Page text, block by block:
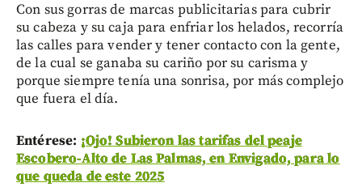
Con sus gorras de marcas publicitarias para cubrir
su cabeza y su caja para enfriar los helados, recorría
las calles para vender y tener contacto con la gente,
de la cual se ganaba su cariño por su carisma y
porque siempre tenía una sonrisa, por más complejo
que fuera el día.
Entérese: ¡Ojo! Subieron las tarifas del peaje
Escobero-Alto de Las Palmas, en Envigado, para lo
que queda de este 2025